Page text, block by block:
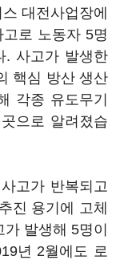
대전사업장에
로 노동자 5명
. 사고가 발생한
핵심 방산 생산
각종 유도무기
으로 알려졌습
고가 반복되고
진 용기에 고체
발생해 5명이
년 2월에도 로